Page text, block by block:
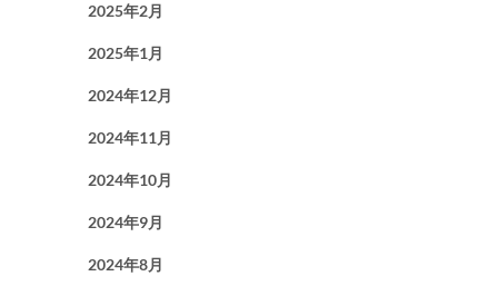
2025年2月
2025年1月
2024年12月
2024年11月
2024年10月
2024年9月
2024年8月